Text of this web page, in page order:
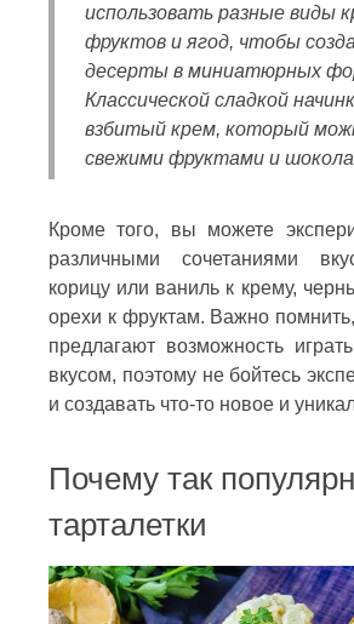
использовать разные виды
фруктов и ягод, чтобы
десерты в миниатюрных
Классической сладкой
взбитый крем, который
свежими фруктами и
Кроме того, вы можете
различными сочетаниями
корицу или ваниль к крему,
орехи к фруктам. Важно помнить,
предлагают возможность
вкусом, поэтому не бойтесь
и создавать что-то новое и
Почему так
тарталетки